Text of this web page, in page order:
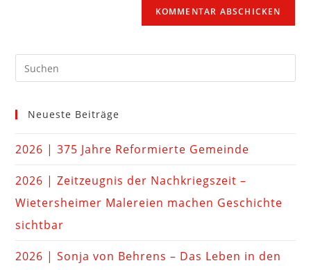
Neueste Beiträge
2026 | 375 Jahre Reformierte Gemeinde
2026 | Zeitzeugnis der Nachkriegszeit –
Wietersheimer Malereien machen Geschichte
sichtbar
2026 | Sonja von Behrens – Das Leben in den